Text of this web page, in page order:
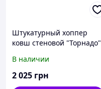
Штукатурный хоппер
ковш стеновой "Торнадо"
В наличии
2 025 грн